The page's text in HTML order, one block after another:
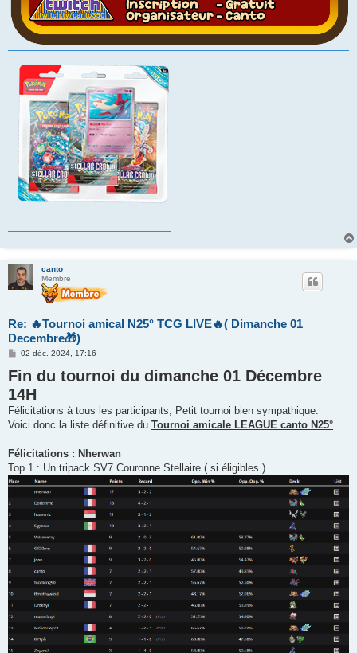
canto
Membre
Re: 🔥Tournoi amical N25° TCG LIVE🔥( Dimanche 01
Decembre🎁)
M
s
s
a
g
e
02 déc. 2024, 17:16
Fin du tournoi du dimanche 01 Décembre
14H
Félicitations à tous les participants, Petit tournoi bien sympathique.
Voici donc la liste définitive du Tournoi amicale LEAGUE canto N25°.
Félicitations : Nherwan
Top 1 : Un tripack SV7 Couronne Stellaire ( si éligibles )